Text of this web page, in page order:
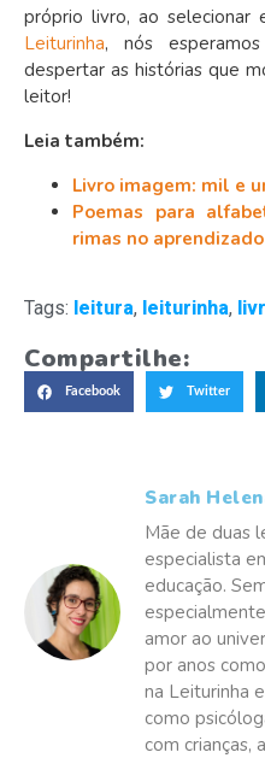
próprio livro, ao
Leiturinha, nós
despertar as histórias que
leitor!
Leia também:
Livro imagem: mil e
Poemas para
rimas no
Tags: leitura, leiturinha,
Compartilhe:
Facebook Twitter
Sarah
Mãe de duas
especialista
educação.
amor ao
por anos
na Leiturinha
como
com crianças,